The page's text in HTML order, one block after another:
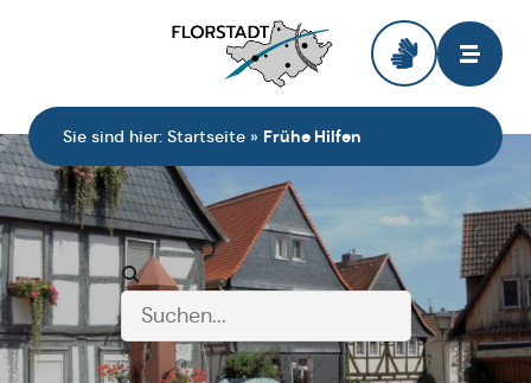
Sie sind hier: Startseite » Frühe Hilfen